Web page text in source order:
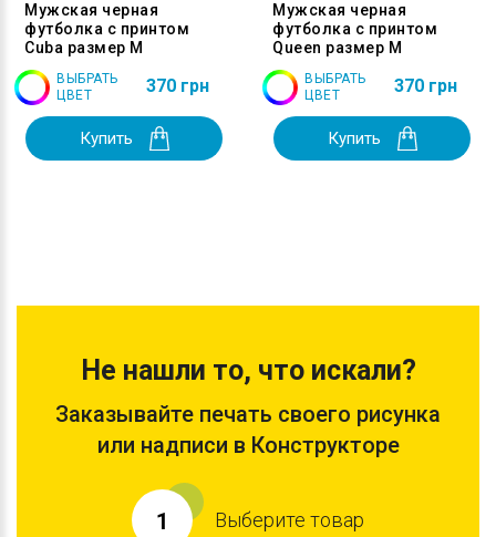
Мужская черная
футболка с принтом
Cuba размер M
ВЫБРАТЬ
ЦВЕТ
370 грн
Купить
Мужская черная
футболка с принтом
Queen размер M
ВЫБРАТЬ
ЦВЕТ
370 грн
Купить
Не нашли то, что искали?
Заказывайте печать своего рисунка
или надписи в Конструкторе
1 Выберите товар